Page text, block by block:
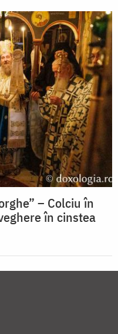
– Colciu în
în cinstea